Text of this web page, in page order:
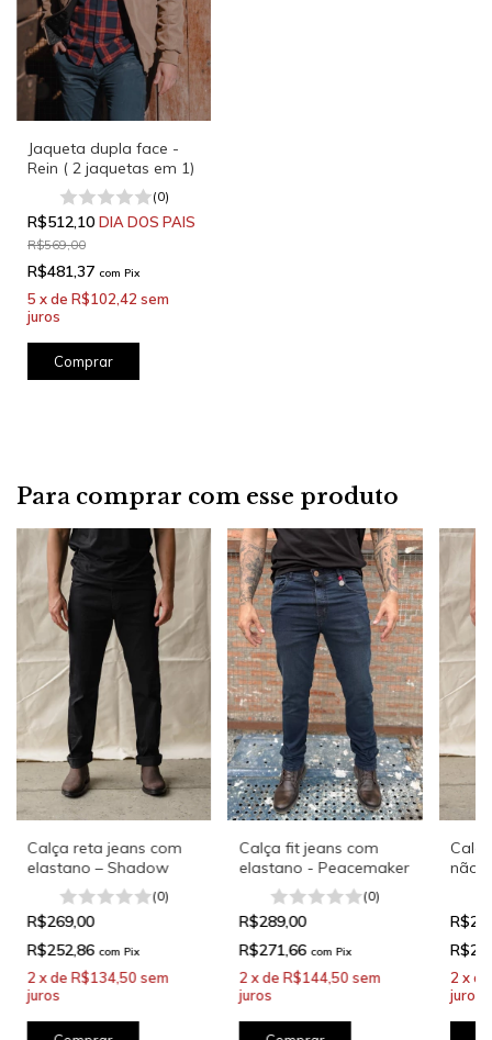
Jaqueta dupla face -
Rein ( 2 jaquetas em 1)
(0)
R$512,10 DIA DOS PAIS
R$569,00
R$481,37 com Pix
5 xde R$102,42 sem
juros
Comprar
Para comprar com esse produto
Calça reta jeans com
elastano – Shadow
(0)
R$269,00
R$252,86 com Pix
2 xde R$134,50 sem
juros
Calça fit jeans com
elastano - Peacemaker
(0)
R$289,00
R$271,66 com Pix
2 xde R$144,50 sem
juros
não
2 x
juros